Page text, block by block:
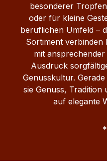
besonderer
oder für kleine
beruflichen Umfeld –
Sortiment verbinden
mit
Ausdruck
Genusskultur.
sie Genuss, Tradition
auf elegante